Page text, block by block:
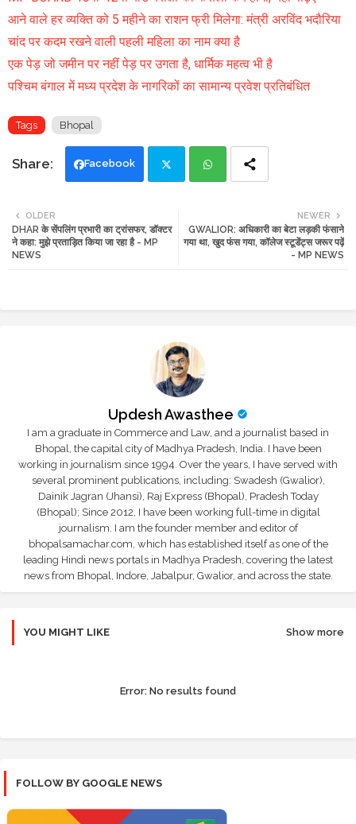
आने वाले हर व्यक्ति को 5 महीने का राशन फ्री मिलेगा: मंत्री अरविंद भदौरिया
चांद पर कदम रखने वाली पहली महिला का नाम क्या है
एक पेड़ जो जमीन पर नहीं पेड़ पर उगता है, धार्मिक महत्व भी है
पश्चिम बंगाल में मध्य प्रदेश के नागरिकों का सामान्य प्रवेश प्रतिबंधित
Tags Bhopal
Facebook
tte ats
NEWER
GWALIOR: अधिकारी का बेटा लड़की फंसाने
गया था, खुद फंस गया, कॉलेज स्टूडेंट्स जरूर पढ़ें
- MP NEWS
OLDER
DHAR के सेंपलिंग प्रभारी का ट्रांसफर, डॉक्टर
ने कहा: मुझे प्रताड़ित किया जा रहा है - MP
NEWS
Updesh Awasthee
I am a graduate in Commerce and Law, and a journalist based in
Bhopal, the capital city of Madhya Pradesh, India. I have been
working in journalism since 1994. Over the years, I have served with
several prominent publications, including: Swadesh (Gwalior),
Dainik Jagran (Jhansi), Raj Express (Bhopal), Pradesh Today
(Bhopal); Since 2012, I have been working full-time in digital
journalism. I am the founder member and editor of
bhopalsamachar.com, which has established itself as one of the
leading Hindi news portals in Madhya Pradesh, covering the latest
news from Bhopal, Indore, Jabalpur, Gwalior, and across the state.
YOU MIGHT LIKE Show more
Error: No results found
FOLLOW BY GOOGLE NEWS